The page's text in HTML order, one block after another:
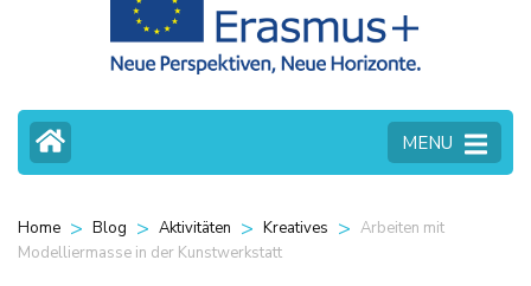
MENU
Home > Blog > Aktivitäten > Kreatives > Arbeiten mit
Modelliermasse in der Kunstwerkstatt